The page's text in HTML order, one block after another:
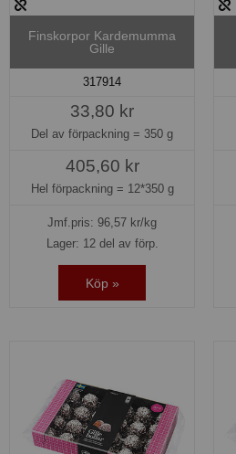
Finskorpor Kardemumma
Gille
317914
33,80 kr
Del av förpackning = 350 g
405,60 kr
Hel förpackning = 12*350 g
Jmf.pris: 96,57 kr/kg
Lager: 12 del av förp.
Köp »